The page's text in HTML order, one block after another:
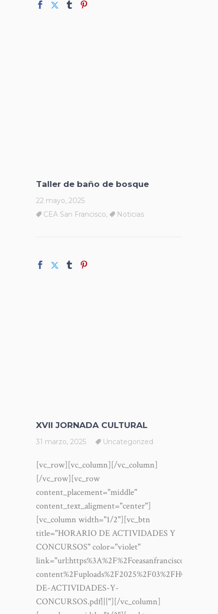
Taller de baño de bosque
22 mayo, 2025
CEA San Francisco, Noticias
XVII JORNADA CULTURAL
31 marzo, 2025 Uncategorized
[vc_row][vc_column][/vc_column]
[/vc_row][vc_row
content_placement="middle"
content_text_aligment="center"]
[vc_column width="1/2"][vc_btn
title="HORARIO DE ACTIVIDADES Y
CONCURSOS" color="violet"
content%2Fuploads%2F2025%2F03%2FHORARIO-
DE-ACTIVIDADES-Y-
CONCURSOS.pdf|||"][/vc_column]